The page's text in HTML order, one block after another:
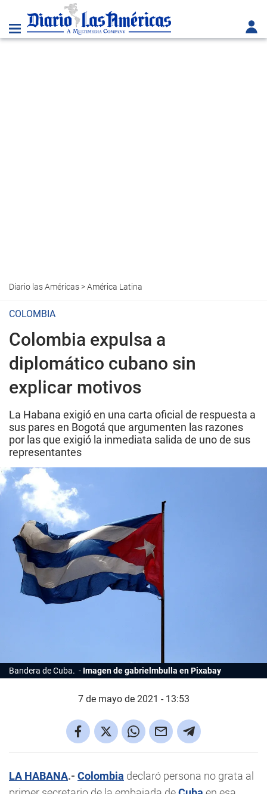
Diario las Américas>América Latina
COLOMBIA
Colombia expulsa a
diplomático cubano sin
explicar motivos
La Habana exigió en una carta oficial de respuesta a
sus pares en Bogotá que argumenten las razones
por las que exigió la inmediata salida de uno de sus
representantes
Bandera de Cuba. Imagen de gabrielmbulla en Pixabay
7 de mayo de 2021 - 13:53
LA HABANA.- Colombia declaró persona no grata al